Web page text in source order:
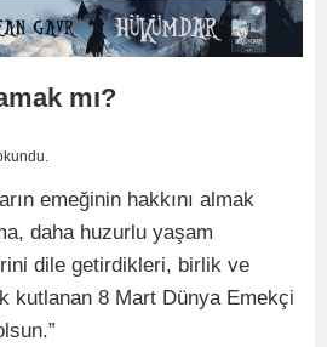
mı?
emeğinin hakkını almak
daha huzurlu yaşam
dile getirdikleri, birlik ve
kutlanan 8 Mart Dünya Emekçi